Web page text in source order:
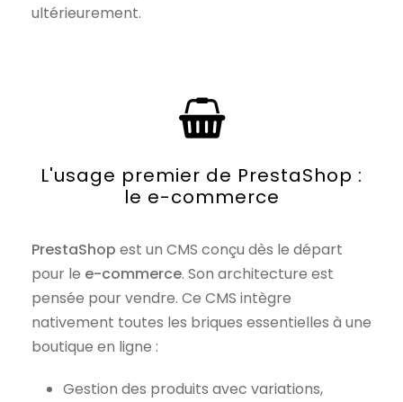
ultérieurement.
L'usage premier de PrestaShop :
le e-commerce
PrestaShop est un CMS conçu dès le départ
pour le e-commerce. Son architecture est
pensée pour vendre. Ce CMS intègre
nativement toutes les briques essentielles à une
boutique en ligne :
Gestion des produits avec variations,